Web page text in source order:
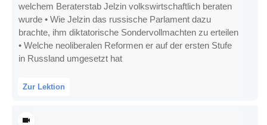
welchem Beraterstab Jelzin volkswirtschaftlich beraten
wurde • Wie Jelzin das russische Parlament dazu
brachte, ihm diktatorische Sondervollmachten zu erteilen
• Welche neoliberalen Reformen er auf der ersten Stufe
in Russland umgesetzt hat
Zur Lektion